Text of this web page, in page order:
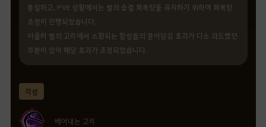
통일하고, PVE 상황에서는 별의 숨결 회복량을 유지하기 위하여 회복량
조정이 진행되었습니다.
아울러 별의 고리에서 소환되는 항성들의 끌어당김 효과가 다소 과도했던
부분이 있어 해당 효과가 조정되었습니다.
각성
베어내는 고리